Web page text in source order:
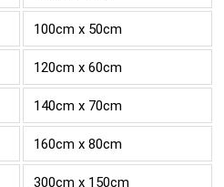
100cm x 50cm
120cm x 60cm
140cm x 70cm
160cm x 80cm
300cm x 150cm